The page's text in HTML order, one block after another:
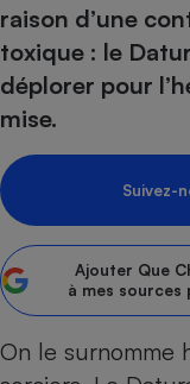
raison d’une
toxique : le
déplorer pour
mise.
Suivez-
Ajouter Que
à mes sources
On le surnomme
Choisir son fioul
Choisir son pellet
Comparateur
Energie Moins
Tous les
Toutes les cartes